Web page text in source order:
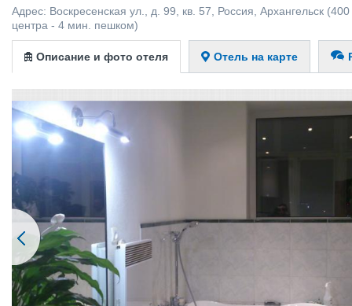
Адрес: Воскресенская ул., д. 99, кв. 57 Россия Архангельск (400
центра - 4 мин. пешком)
Описание и фото отеля Отель на карте